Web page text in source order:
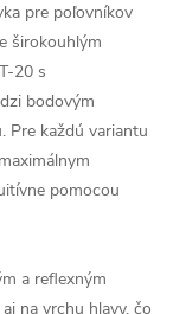
pre poľovníkov
širokouhlým
20 s
bodovým
Pre každú variantu
pomocou
a reflexným
na vrchu hlavy, čo